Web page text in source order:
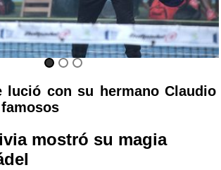
lució con su hermano Claudio
mostró su magia